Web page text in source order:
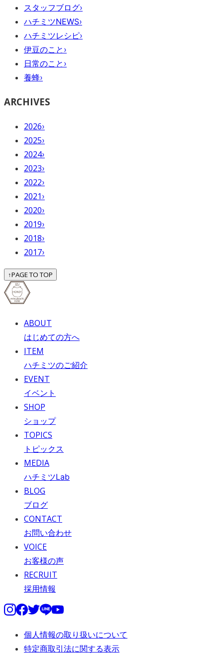
スタッフブログ›
ハチミツNEWS›
ハチミツレシピ›
伊豆のこと ›
日常のこと ›
養蜂›
ARCHIVES
2026›
2025›
2024›
2023›
2022›
2021 ›
2020›
2019›
2018›
2017›
↑PAGE TO TOP
ABOUT
はじめての方へ
ITEM
ハチミツのご紹介
EVENT
イベント
SHOP
ショップ
TOPICS
トピックス
MEDIA
ハチミツLab
BLOG
ブログ
CONTACT
お問い合わせ
VOICE
お客様の声
RECRUIT
採用情報
個人情報の取り扱いについて
特定商取引法に関する表示